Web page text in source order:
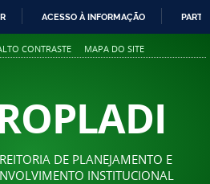
PARA
ACESSO À INFORMAÇÃO
CONTRASTE MAPA DO SITE
DE PLANEJAMENTO E
INSTITUCIONAL